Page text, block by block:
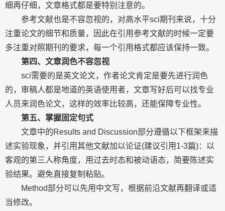
细再仔细，文章格式都是要特别注意的。
参考文献也是不容忽视的，对高水平sci期刊来说，十分
注重论文的细节和质量，因此在引用参考文献的时候一定要
多注重对照期刊的要求，每一个引用格式都应该保持一致。
第四、文章润色不容忽视
sci需要的是英文论文，作者论文肯定是要先进行润色
的，审稿人都是地道的英语使用者，文章写好后可以找专业
人员来润色论文，这样的效率比较高，还能保障专业性。
第五、掌握固定句式
文章中的Results and Discussion部分遵循以下框架来描
述实验现象，并引用其他文献加以论证(建议引用1-3篇)：以
客观的第三人称角度，用过去时态和被动语态，简要陈述实
验结果。避免直接复制粘贴。
Method部分可以先用中文写，根据前沿文献再翻译或适
当修改。